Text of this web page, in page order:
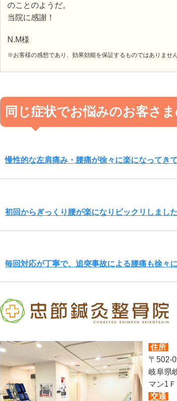
のことのようだ。
当院に感謝！
N.M様
※お客様の感想であり、効果効能を保証するものではありません
同じ症状でお悩みのお客さ
慢性的な左肩痛み・腰痛が徐々に楽になってき
初回からぎっくり腰が楽になりビックリしました
毎回対応が丁寧で、追突事故による腰痛も徐々
住所
〒502-
岐阜県
マン1Ｆ
交通